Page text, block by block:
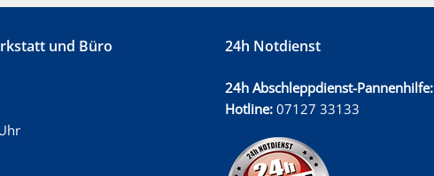
und Büro 24h Notdienst
24h Abschleppdienst-Pannenhilfe:
Hotline:07127 33133